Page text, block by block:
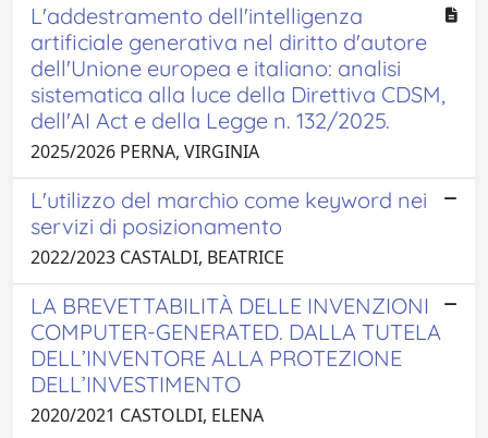
L'addestramento dell'intelligenza
artificiale generativa nel diritto d'autore
dell'Unione europea e italiano: analisi
sistematica alla luce della Direttiva CDSM,
dell'AI Act e della Legge n. 132/2025.
2025/2026 PERNA, VIRGINIA
L'utilizzo del marchio come keyword nei
servizi di posizionamento
2022/2023 CASTALDI, BEATRICE
LA BREVETTABILITÀ DELLE INVENZIONI
COMPUTER-GENERATED. DALLA TUTELA
DELL’INVENTORE ALLA PROTEZIONE
DELL’INVESTIMENTO
2020/2021 CASTOLDI, ELENA